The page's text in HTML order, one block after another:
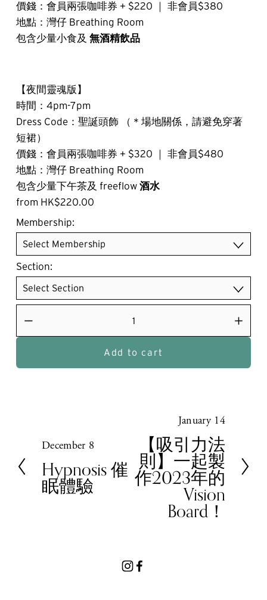
價錢：會員兩張咖啡券 + $220 ｜ 非會員$380
地點：灣仔 Breathing Room
包含少量小食及 無酒精飲品
【夜間靈魂版】
時間：4pm-7pm
Dress Code：聖誕頭飾 （＊場地關係，請避免穿著
短裙）
價錢：會員兩張咖啡券 + $320 ｜ 非會員$480
地點：灣仔 Breathing Room
包含少量下午茶及 freeflow 酒水
from HK$220.00
Membership:
Section:
Add to cart
P
r
e
v
December 8
Hypnosis 催
眠體驗
January 14
【吸引力法
則】一起製
作2023年的
Vision
Board！